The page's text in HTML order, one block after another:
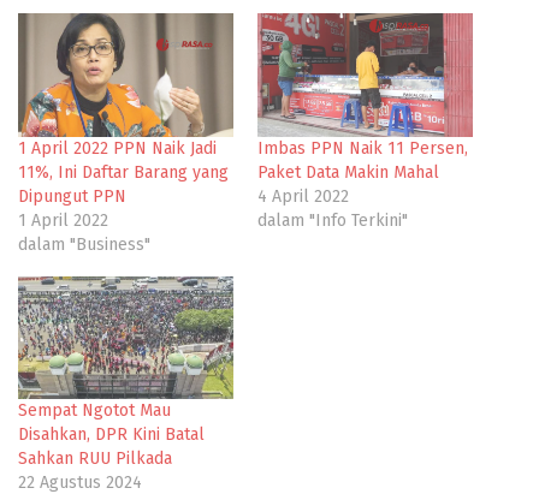
1 April 2022 PPN Naik Jadi
11%, Ini Daftar Barang yang
Dipungut PPN
1 April 2022
dalam "Business"
Imbas PPN Naik 11 Persen,
Paket Data Makin Mahal
4 April 2022
dalam "Info Terkini"
Sempat Ngotot Mau
Disahkan, DPR Kini Batal
Sahkan RUU Pilkada
22 Agustus 2024